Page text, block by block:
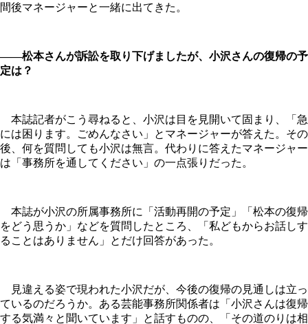
間後マネージャーと一緒に出てきた。
――松本さんが訴訟を取り下げましたが、小沢さんの復帰の予
定は？
本誌記者がこう尋ねると、小沢は目を見開いて固まり、「急
には困ります。ごめんなさい」とマネージャーが答えた。その
後、何を質問しても小沢は無言。代わりに答えたマネージャー
は「事務所を通してください」の一点張りだった。
本誌が小沢の所属事務所に「活動再開の予定」「松本の復帰
をどう思うか」などを質問したところ、「私どもからお話しす
ることはありません」とだけ回答があった。
見違える姿で現われた小沢だが、今後の復帰の見通しは立っ
ているのだろうか。ある芸能事務所関係者は「小沢さんは復帰
する気満々と聞いています」と話すものの、「その道のりは相